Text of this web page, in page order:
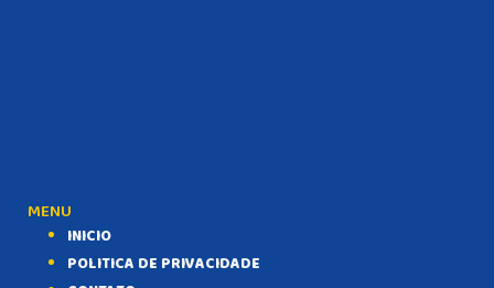
MENU
INICIO
POLITICA DE PRIVACIDADE